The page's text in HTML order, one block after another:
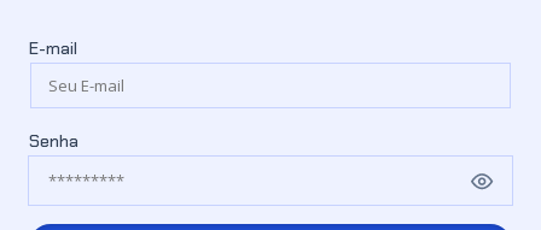
E-mail
Senha